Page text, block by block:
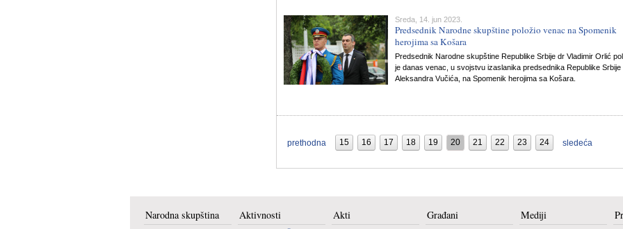
Sreda, 14. jun 2023.
Predsednik Narodne skupštine položio venac na Spomenik
herojima sa Košara
Predsednik Narodne skupštine Republike Srbije dr Vladimir Orlić
je danas venac, u svojstvu izaslanika predsednika Republike Srbije
Aleksandra Vučića, na Spomenik herojima sa Košara.
prethodna 15 16 17 18 19 20 21 22 23 24 sledeća
Narodna skupština Aktivnosti Akti Građani Mediji